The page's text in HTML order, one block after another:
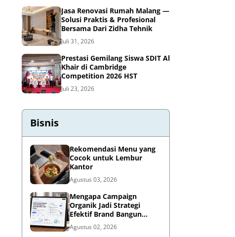
Jasa Renovasi Rumah Malang —
Solusi Praktis & Profesional
Bersama Dari Zidha Tehnik
Juli 31, 2026
Prestasi Gemilang Siswa SDIT Al
Khair di Cambridge
Competition 2026 HST
Juli 23, 2026
Bisnis
Rekomendasi Menu yang
Cocok untuk Lembur
Kantor
Agustus 03, 2026
Mengapa Campaign
Organik Jadi Strategi
Efektif Brand Bangun
Awareness di Media Sosial
Agustus 02, 2026